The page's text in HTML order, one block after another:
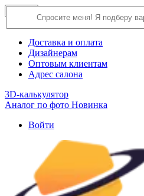
О компании
Доставка и оплата
Дизайнерам
Оптовым клиентам
Адрес салона
3D-калькулятор
Аналог по фото Новинка
Войти